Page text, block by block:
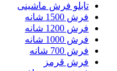
تابلو فرش ماشینی
فرش 1500 شانه
فرش 1200 شانه
فرش 1000 شانه
فرش 700 شانه
فرش قرمز